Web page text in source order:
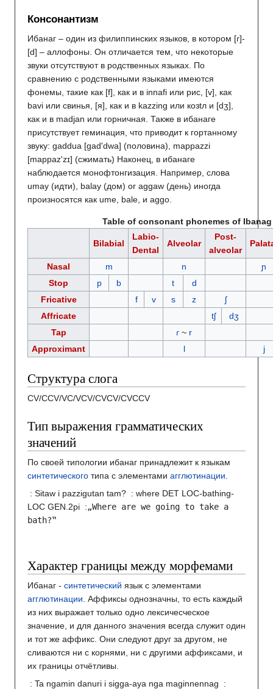
Консонантизм
Ибанаг – один из филиппинских языков, в котором [ɾ]-
[d] – аллофоны. Он отличается тем, что некоторые
звуки отсутствуют в родственных языках. По
сравнению с родственными языками имеются
фонемы, такие как [f], как и в innafi или рис, [v], как
bavi или свинья, [я], как и в kazzing или козtл и [dʒ],
как и в madjan или горничная. Также в ибанаге
присутствует геминация, что приводит к гортанному
звуку: gaddua [gad'dwa] (половина), mappazzi
[mappaz'zɪ] (сжимать) Наконец, в ибанаге
наблюдается монофтонгизация. Например, слова
umay (идти), balay (дом) or aggaw (день) иногда
произносятся как ume, bale, и aggo.
Table of consonant phonemes of Ibanag
Bilabial
Labio-
Dental
Alveolar
Post-
alveolar
Nasal m n
ɲ
Stop
p b t
d
Fricative
f v s z
ʃ
Affricate
tʃ
dʒ
Tap
ɾ ~ r
Approximant
l j
Структура слога
CV/CCV/VC/VCV/CVCV/CVCCV
Тип выражения грамматических
значений
По своей типологии ибанаг принадлежит к языкам
синтетического типа с элементами агглютинации
: Sitaw i pazzigutan tam? : where DET LOC-bathing-
LOC GEN.2pi :„Where are we going to take a
bath?‟
Характер границы между морфемами
Ибанаг - синтетический язык с элементами
агглютинации . Аффиксы однозначны, то есть каждый
из них выражает только одно лексичесческое
значение, и для данного значения всегда служит один
и тот же аффикс. Они следуют друг за другом, не
сливаются ни с корнями, ни с другими аффиксами, и
их границы отчётливы.
: Ta ngamin danuri i sigga-aya nga maginnennag
: